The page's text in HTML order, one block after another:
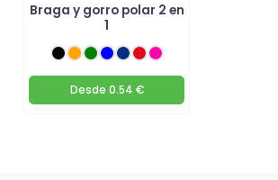
Braga y gorro polar 2 en
1
Desde 0.54 €